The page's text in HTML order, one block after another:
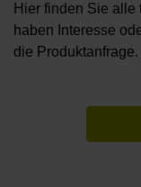
Hier finden Sie alle
haben Interesse
die Produktanfrage.